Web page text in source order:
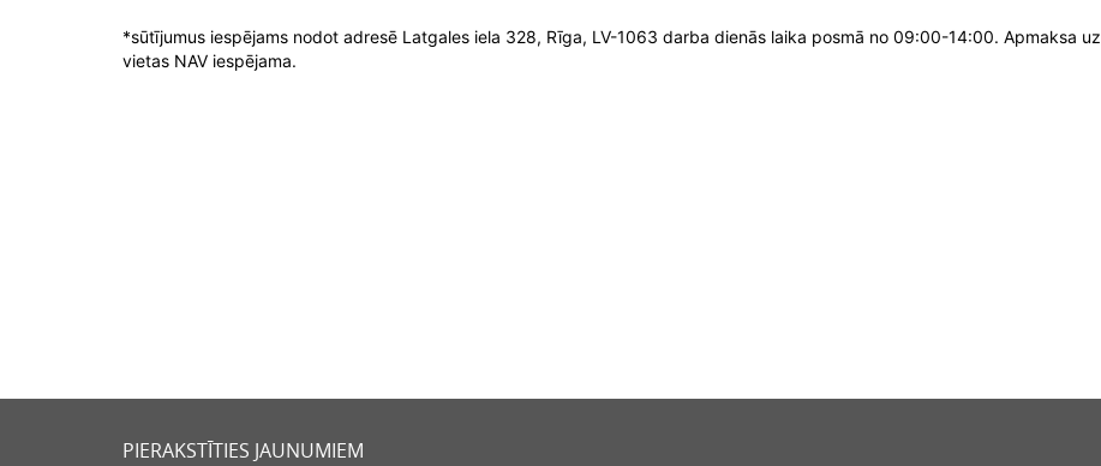
*sūtījumus iespējams nodot adresē Latgales iela 328, Rīga, LV-1063 darba dienās laika posmā no 09:00-14:00. Apmaksa uz
vietas NAV iespējama.
PIERAKSTĪTIES JAUNUMIEM